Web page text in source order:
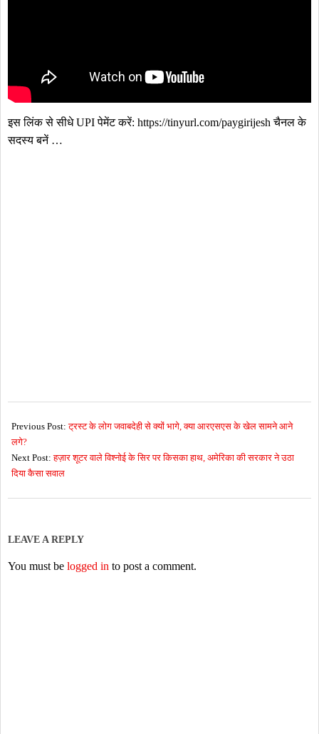
इस लिंक से सीधे UPI पेमेंट करें: https://tinyurl.com/paygirijesh चैनल के
सदस्य बनें …
07-
08
Previous Post:ट्रस्ट के लोग जवाबदेही से क्यों भागे, क्या आरएसएस के खेल सामने आने
लगे?
Next Post:हज़ार शूटर वाले विश्नोई के सिर पर किसका हाथ, अमेरिका की सरकार ने उठा
दिया कैसा सवाल
LEAVE A REPLY
You must be logged in to post a comment.